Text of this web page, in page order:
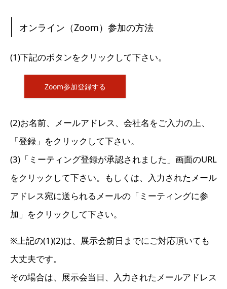
オンライン（Zoom）参加の方法
(1)下記のボタンをクリックして下さい。
Zoom参加登録する
(2)お名前、メールアドレス、会社名をご入力の上、
「登録」をクリックして下さい。
(3)「ミーティング登録が承認されました」画面のURL
をクリックして下さい。もしくは、入力されたメール
アドレス宛に送られるメールの「ミーティングに参
加」をクリックして下さい。
※上記の(1)(2)は、展示会前日までにご対応頂いても
大丈夫です。
その場合は、展示会当日、入力されたメールアドレス